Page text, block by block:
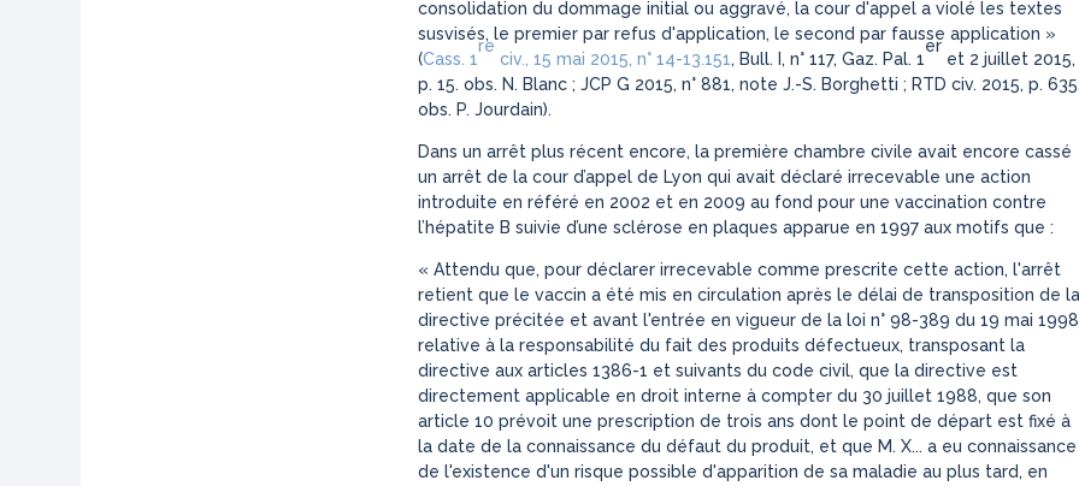
consolidation du dommage initial ou aggravé, la cour d'appel a violé les textes
susvisés, le premier par refus d'application, le second par fausse application »
(Cass. 1
re
civ., 15 mai 2015, n° 14-13.151, Bull. I, n° 117, Gaz. Pal. 1
er
et 2 juillet 2015,
p. 15. obs. N. Blanc ; JCP G 2015, n° 881, note J.-S. Borghetti ; RTD civ. 2015, p.
obs. P. Jourdain).
Dans un arrêt plus récent encore, la première chambre civile avait encore cassé
un arrêt de la cour d’appel de Lyon qui avait déclaré irrecevable une action
introduite en référé en 2002 et en 2009 au fond pour une vaccination contre
l’hépatite B suivie d’une sclérose en plaques apparue en 1997 aux motifs que :
« Attendu que, pour déclarer irrecevable comme prescrite cette action, l'arrêt
retient que le vaccin a été mis en circulation après le délai de transposition de la
directive précitée et avant l'entrée en vigueur de la loi n° 98-389 du 19 mai 1998
relative à la responsabilité du fait des produits défectueux, transposant la
directive aux articles 1386-1 et suivants du code civil, que la directive est
directement applicable en droit interne à compter du 30 juillet 1988, que son
article 10 prévoit une prescription de trois ans dont le point de départ est fixé à
la date de la connaissance du défaut du produit, et que M. X... a eu connaissance
de l'existence d'un risque possible d'apparition de sa maladie au plus tard, en